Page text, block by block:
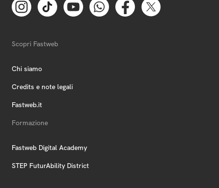
Scopri Fastweb
Chi siamo
Credits e note legali
Fastweb.it
Formazione
Fastweb Digital Academy
STEP FuturAbility District